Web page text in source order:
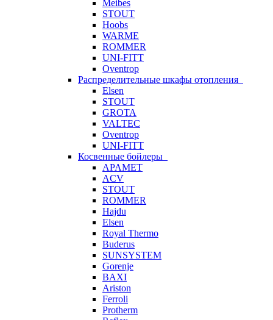
Meibes
STOUT
Hoobs
WARME
ROMMER
UNI-FITT
Oventrop
Распределительные шкафы отопления
Elsen
STOUT
GROTA
VALTEC
Oventrop
UNI-FITT
Косвенные бойлеры
APAMET
ACV
STOUT
ROMMER
Hajdu
Elsen
Royal Thermo
Buderus
SUNSYSTEM
Gorenje
BAXI
Ariston
Ferroli
Protherm